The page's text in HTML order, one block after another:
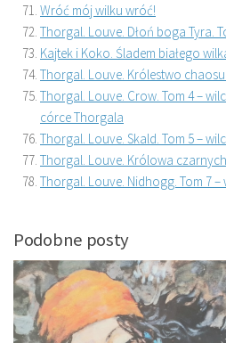
Wróć mój wilku wróć!
Thorgal. Louve. Dłoń boga Tyra.
Kajtek i Koko. Śladem białego
Thorgal. Louve. Królestwo
Thorgal. Louve. Crow. Tom 4 –
córce Thorgala
Thorgal. Louve. Skald. Tom 5 –
Thorgal. Louve. Królowa
Thorgal. Louve. Nidhogg. Tom 7 –
Podobne posty